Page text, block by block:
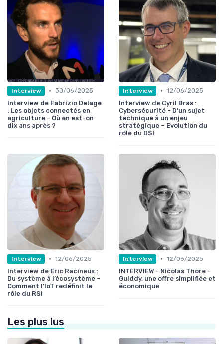
Interview • 30/06/2025
Interview de Fabrizio Delage
: Les objets connectés en
agriculture - Où en est-on
dix ans après ?
Interview • 12/06/2025
Interview de Cyril Bras :
Cybersécurité - D'un sujet
technique à un enjeu
stratégique – Evolution du
rôle du DSI
Interview • 12/06/2025
Interview de Eric Racineux :
Du système à l’écosystème -
Comment l’IoT redéfinit le
rôle du RSI
Interview • 12/06/2025
INTERVIEW - Nicolas Thore -
Guiddy, une offre simplifiée et
économique
Les plus lus